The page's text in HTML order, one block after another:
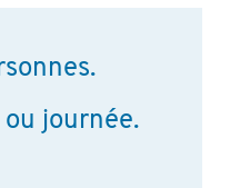
journée.